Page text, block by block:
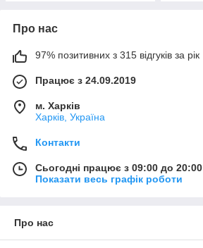
Про нас
97% позитивних з 315 відгуків за рік
Працює з 24.09.2019
м. Харків
Харків, Україна
Контакти
Сьогодні працює з 09:00 до 20:00
Показати весь графік роботи
Про нас